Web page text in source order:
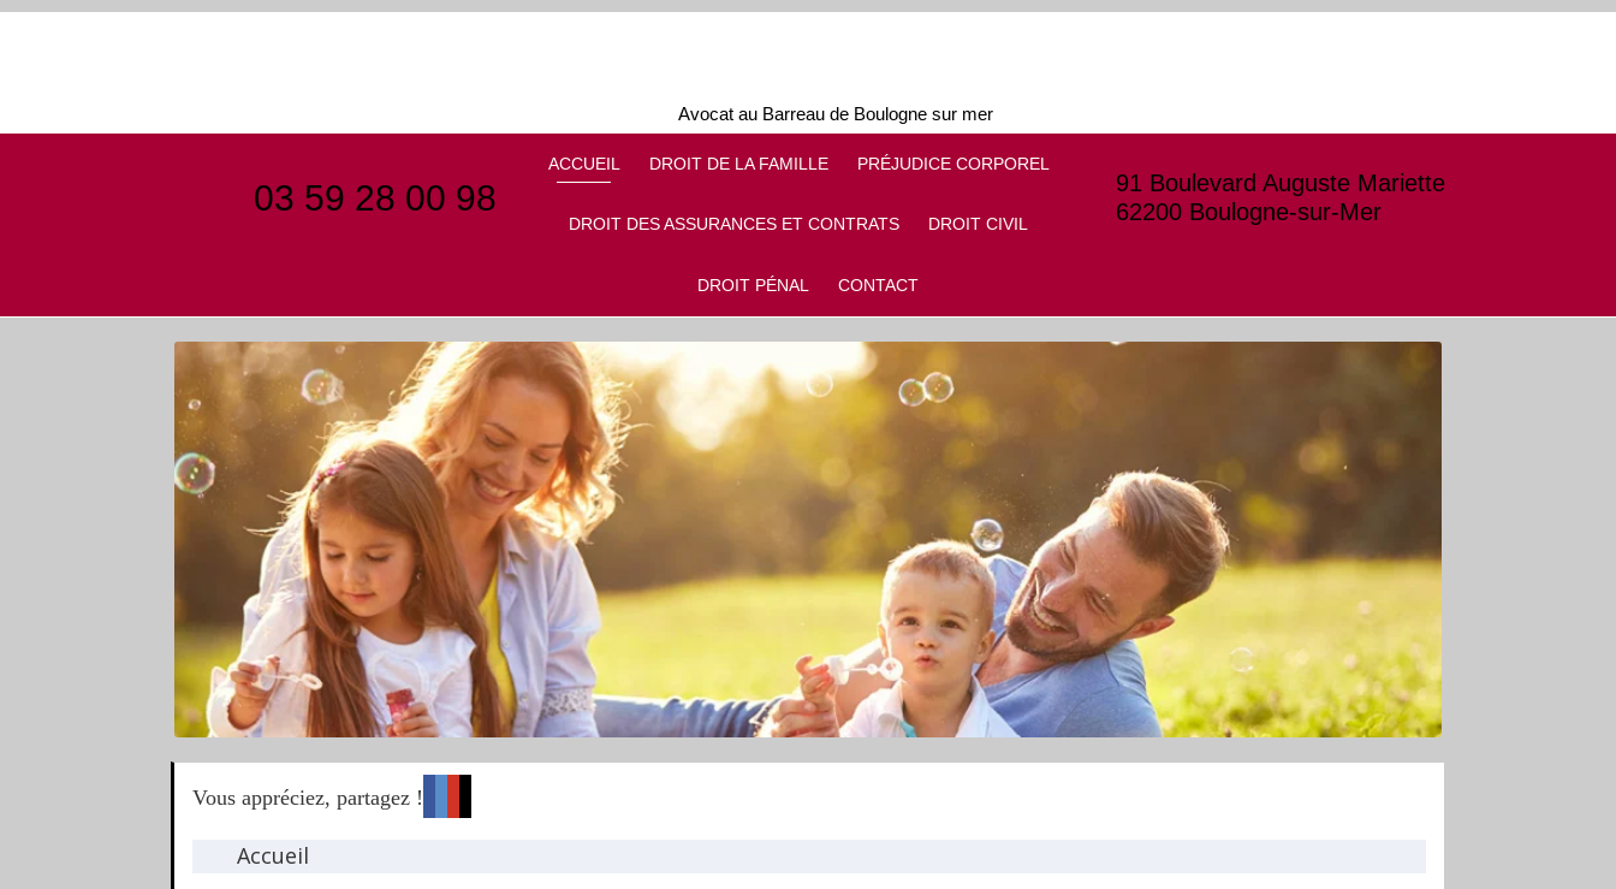
Avocat au Barreau de Boulogne sur mer
03 59 28 00 98
91 Boulevard Auguste Mariette
62200 Boulogne-sur-Mer
ACCUEIL DROIT DE LA FAMILLE PRÉJUDICE CORPOREL
DROIT DES ASSURANCES ET CONTRATS DROIT CIVIL
DROIT PÉNAL CONTACT
Vous appréciez, partagez !
Accueil